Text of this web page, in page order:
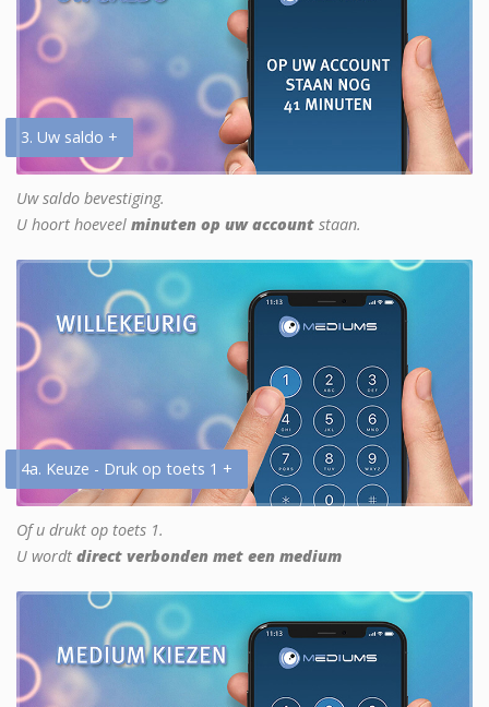
3. Uw saldo +
Uw saldo bevestiging.
U hoort hoeveel minuten op uw account staan.
4a. Keuze - Druk op toets 1 +
Of u drukt op toets 1.
U wordt direct verbonden met een medium